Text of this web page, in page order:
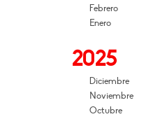
Febrero
Enero
2025
Diciembre
Noviembre
Octubre